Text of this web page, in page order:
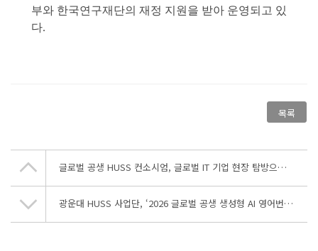
부와 한국연구재단의 재정 지원을 받아 운영되고 있
다.
목록
글로벌 공생 HUSS 컨소시엄, 글로벌 IT 기업 현장 탐방으로 AI 산업 동향 살펴…
광운대 HUSS 사업단, ‘2026 글로벌 공생 생성형 AI 영어번역 경시대회’ 성료